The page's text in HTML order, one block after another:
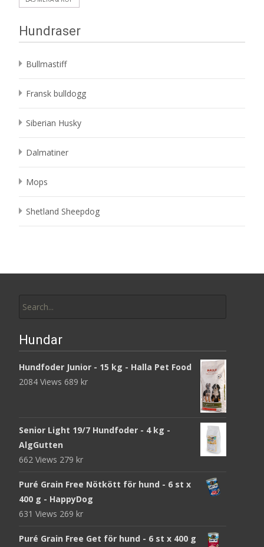
Hundraser
Bullmastiff
Fransk bulldogg
Siberian Husky
Dalmatiner
Mops
Shetland Sheepdog
for:
Hundar
Hundfoder Junior - 15 kg - Halla Pet Food
2084 Views 689 kr
Senior Light 19/7 Hundfoder - 4 kg -
AlgGutten
662 Views 279 kr
Puré Grain Free Nötkött för hund - 6 st x
400 g - HappyDog
631 Views 269 kr
Puré Grain Free Get för hund - 6 st x 400 g